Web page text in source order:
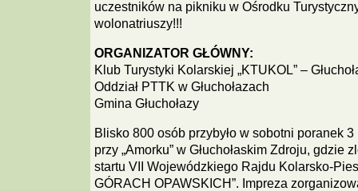
uczestników na pikniku w Ośrodku
wolonatriuszy!!!
ORGANIZATOR GŁÓWNY:
Klub Turystyki Kolarskiej „KTUKOL” –
Oddział PTTK w Głuchołazach
Gmina Głuchołazy
Blisko 800 osób przybyło w sobotni poranek
przy „Amorku” w Głuchołaskim Zdroju, gdzie
startu VII Wojewódzkiego Rajdu Kolarsko-
GÓRACH OPAWSKICH”. Impreza